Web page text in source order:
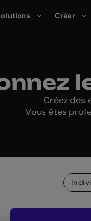
Créer
Créez des
Vous êtes